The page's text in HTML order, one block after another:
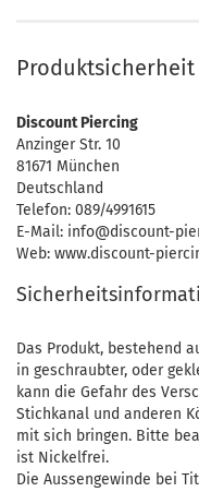
Discount Piercing
Anzinger Str. 10
81671 München
Deutschland
Telefon: 089/4991615
E-Mail: info@discount-
Web: www.discount-
Das Produkt, bestehend
in geschraubter, oder
kann die Gefahr des
Stichkanal und
mit sich bringen. Bitte
ist Nickelfrei.
Die Aussengewinde bei